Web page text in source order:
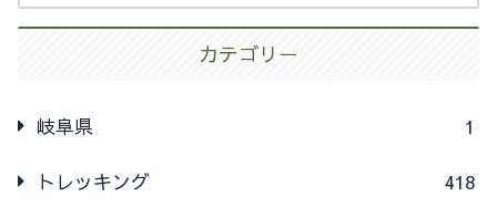
カテゴリー
岐阜県 1
トレッキング 418